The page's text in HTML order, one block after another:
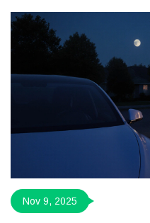
Nov 9, 2025